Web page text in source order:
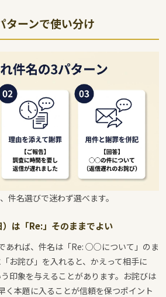
ターンで使い分け
件名選びで迷わず選べます。
は「Re:」そのままでよい
あれば、件名は「Re: ○○について」のま
お詫び」を入れると、かえって相手に
う印象を与えることがあります。お詫びは
く本題に入ることが信頼を保つポイント